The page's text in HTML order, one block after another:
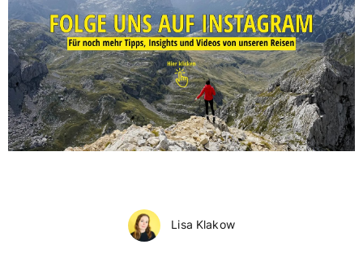
Lisa Klakow